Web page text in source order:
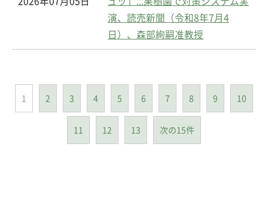
演、読売新聞（令和8年7月4
日）、森部絢嗣准教授
1 2 3 4 5 6 7 8 9 10
11 12 13 次の15件